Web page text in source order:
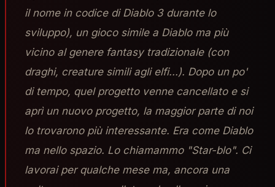
il nome in codice di Diablo 3 durante lo
sviluppo), un gioco simile a Diablo ma più
vicino al genere fantasy tradizionale (con
draghi, creature simili agli elfi...). Dopo un po'
di tempo, quel progetto venne cancellato e si
aprì un nuovo progetto, la maggior parte di noi
lo trovarono più interessante. Era come Diablo
ma nello spazio. Lo chiamammo "Star-blo". Ci
lavorai per qualche mese ma, ancora una